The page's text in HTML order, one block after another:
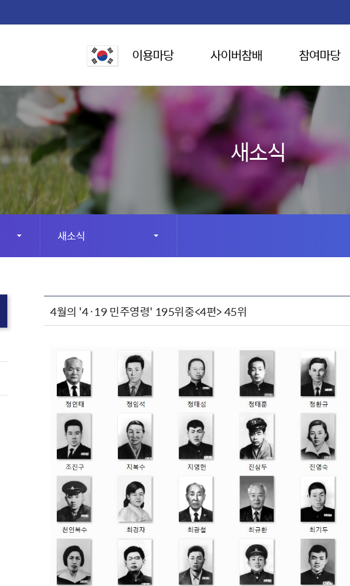
이용마당 사이버참배 참여마당
새소식
새소식
4월의 '4·19 민주영령' 195위중<4편> 45위